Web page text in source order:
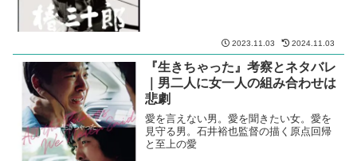
2023.11.03 2024.11.03
『生きちゃった』考察とネタバレ
｜男二人に女一人の組み合わせは
悲劇
愛を言えない男。愛を聞きたい女。愛を
見守る男。石井裕也監督の描く原点回帰
と至上の愛